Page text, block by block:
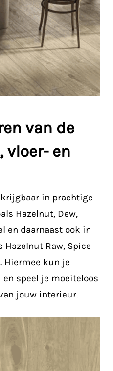
van de
vloer- en
in prachtige
Hazelnut, Dew,
en daarnaast ook in
Raw, Spice
Hiermee kun je
speel je moeiteloos
jouw interieur.